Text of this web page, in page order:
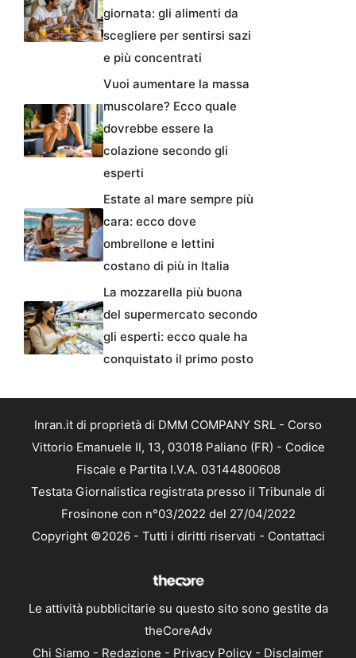
giornata: gli alimenti da
scegliere per sentirsi sazi
e più concentrati
Vuoi aumentare la massa
muscolare? Ecco quale
dovrebbe essere la
colazione secondo gli
esperti
Estate al mare sempre più
cara: ecco dove
ombrellone e lettini
costano di più in Italia
La mozzarella più buona
del supermercato secondo
gli esperti: ecco quale ha
conquistato il primo posto
Inran.it di proprietà di DMM COMPANY SRL - Corso
Vittorio Emanuele II, 13, 03018 Paliano (FR) - Codice
Fiscale e Partita I.V.A. 03144800608
Testata Giornalistica registrata presso il Tribunale di
Frosinone con n°03/2022 del 27/04/2022
Copyright ©2026 - Tutti i diritti riservati - Contattaci
Le attività pubblicitarie su questo sito sono gestite da
theCoreAdv
Chi Siamo - Redazione - Privacy Policy - Disclaimer